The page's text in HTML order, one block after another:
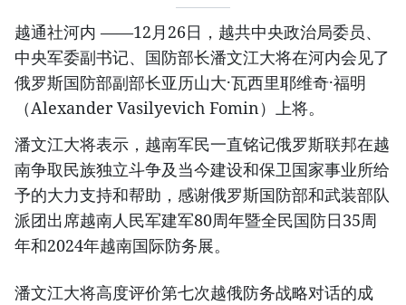
越通社河内 ——12月26日，越共中央政治局委员、
中央军委副书记、国防部长潘文江大将在河内会见了
俄罗斯国防部副部长亚历山大·瓦西里耶维奇·福明
（Alexander Vasilyevich Fomin）上将。
潘文江大将表示，越南军民一直铭记俄罗斯联邦在越
南争取民族独立斗争及当今建设和保卫国家事业所给
予的大力支持和帮助，感谢俄罗斯国防部和武装部队
派团出席越南人民军建军80周年暨全民国防日35周
年和2024年越南国际防务展。
潘文江大将高度评价第七次越俄防务战略对话的成